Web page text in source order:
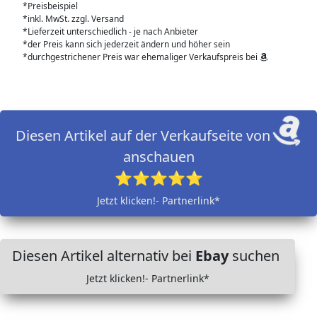
*Preisbeispiel
*inkl. MwSt. zzgl. Versand
*Lieferzeit unterschiedlich - je nach Anbieter
*der Preis kann sich jederzeit ändern und höher sein
*durchgestrichener Preis war ehemaliger Verkaufspreis bei
Diesen Artikel auf der Verkaufseite von
anschauen
⭐⭐⭐⭐⭐
Jetzt klicken!- Partnerlink*
Diesen Artikel alternativ bei Ebaysuchen
Jetzt klicken!- Partnerlink*